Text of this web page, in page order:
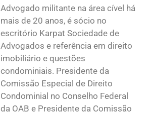
Advogado militante na área cível há
mais de 20 anos, é sócio no
escritório Karpat Sociedade de
Advogados e referência em direito
imobiliário e questões
condominiais. Presidente da
Comissão Especial de Direito
Condominial no Conselho Federal
da OAB e Presidente da Comissão